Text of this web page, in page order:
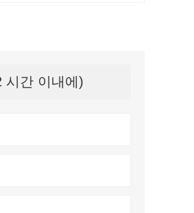
시간 이내에)